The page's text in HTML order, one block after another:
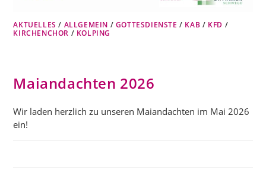
AKTUELLES / ALLGEMEIN / GOTTESDIENSTE / KAB / KFD /
KIRCHENCHOR / KOLPING
Maiandachten 2026
Wir laden herzlich zu unseren Maiandachten im Mai 2026
ein!